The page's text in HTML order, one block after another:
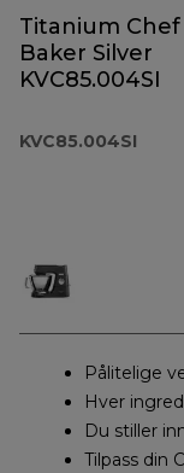
Titanium Chef
Baker Silver
KVC85.004SI
KVC85.004SI
Pålitelige
Hver
Du stiller
Tilpass din